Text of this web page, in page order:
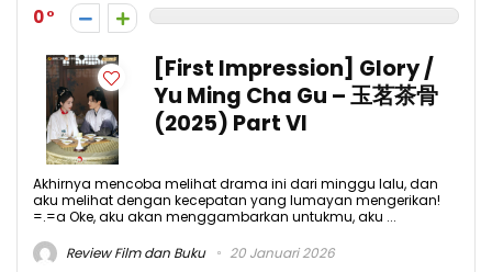
0
[First Impression] Glory /
Yu Ming Cha Gu – 玉茗茶骨
(2025) Part VI
Akhirnya mencoba melihat drama ini dari minggu lalu, dan
aku melihat dengan kecepatan yang lumayan mengerikan!
=.=a Oke, aku akan menggambarkan untukmu, aku ...
Review Film dan Buku
20 Januari 2026